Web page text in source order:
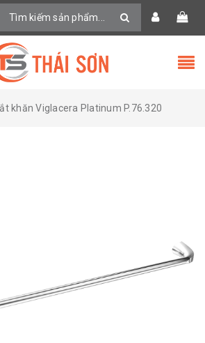
khăn Viglacera Platinum P.76.320